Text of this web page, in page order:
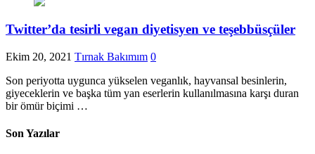
Twitter’da tesirli vegan diyetisyen ve teşebbüsçüler
Ekim 20, 2021 Tırnak Bakımım 0
Son periyotta uygunca yükselen veganlık, hayvansal besinlerin,
giyeceklerin ve başka tüm yan eserlerin kullanılmasına karşı duran
bir ömür biçimi …
Son Yazılar